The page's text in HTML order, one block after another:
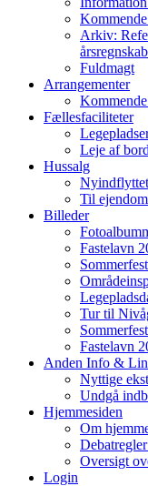
Arkiv:
årsregnskab
Fuldmagt
Arrangementer
Fællesfaciliteter
Leje af
Hussalg
Nyindflyttet
Til
Billeder
Fastelavn
Tur til
Fastelavn
Anden Info &
Nyttige
Undgå
Hjemmesiden
Om
Oversigt
Login